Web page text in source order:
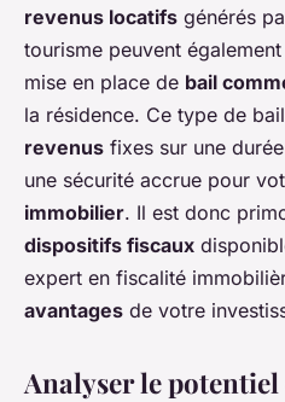
revenus locatifs générés
tourisme peuvent
mise en place de bail
la résidence. Ce type de
revenus fixes sur une
une sécurité accrue pour
immobilier. Il est donc
dispositifs fiscaux
expert en fiscalité
avantages de votre
Analyser le